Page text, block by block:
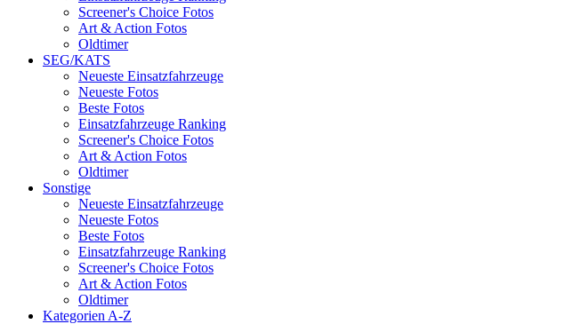
Screener's Choice Fotos
Art & Action Fotos
Oldtimer
SEG/KATS
Neueste Einsatzfahrzeuge
Neueste Fotos
Beste Fotos
Einsatzfahrzeuge Ranking
Screener's Choice Fotos
Art & Action Fotos
Oldtimer
Sonstige
Neueste Einsatzfahrzeuge
Neueste Fotos
Beste Fotos
Einsatzfahrzeuge Ranking
Screener's Choice Fotos
Art & Action Fotos
Oldtimer
Kategorien A-Z